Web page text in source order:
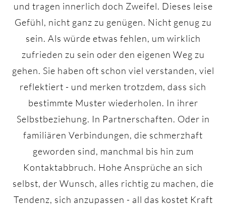
und tragen innerlich doch Zweifel. Dieses leise
Gefühl, nicht ganz zu genügen. Nicht genug zu
sein. Als würde etwas fehlen, um wirklich
zufrieden zu sein oder den eigenen Weg zu
gehen. Sie haben oft schon viel verstanden, viel
reflektiert - und merken trotzdem, dass sich
bestimmte Muster wiederholen. In ihrer
Selbstbeziehung. In Partnerschaften. Oder in
familiären Verbindungen, die schmerzhaft
geworden sind, manchmal bis hin zum
Kontaktabbruch. Hohe Ansprüche an sich
selbst, der Wunsch, alles richtig zu machen, die
Tendenz, sich anzupassen - all das kostet Kraft